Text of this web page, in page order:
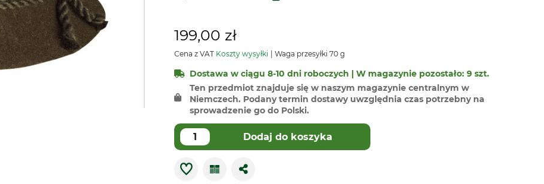
199,00 zł
Cena z VAT Koszty wysyłki Waga przesyłki 70 g
Dostawa w ciągu 8-10 dni roboczych | W magazynie pozostało: 9 szt.
Ten przedmiot znajduje się w naszym magazynie centralnym w
Niemczech. Podany termin dostawy uwzględnia czas potrzebny na
sprowadzenie go do Polski.
Dodaj do koszyka